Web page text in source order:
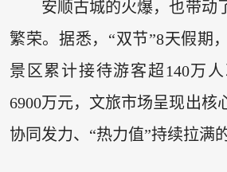
安顺古城的火爆，也带动
繁荣。据悉，“双节”8天假期
景区累计接待游客超140万
6900万元，文旅市场呈现出核
协同发力、“热力值”持续拉满